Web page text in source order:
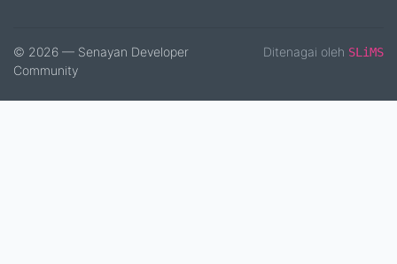
© 2026 — Senayan Developer
Community
Ditenagai oleh SLiMS